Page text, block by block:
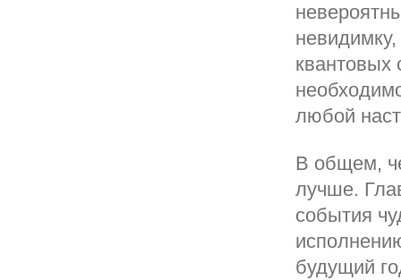
квантовых
любой
В общем,
лучше.
события
будущий